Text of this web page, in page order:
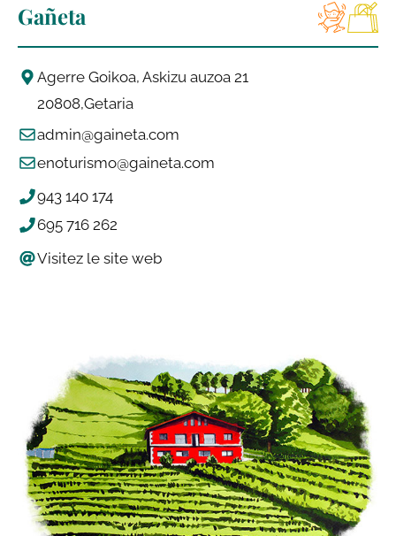
Gañeta
Agerre Goikoa, Askizu auzoa 21
20808 Getaria
admin@gaineta.com
enoturismo@gaineta.com
943 140 174
695 716 262
Visitez le site web